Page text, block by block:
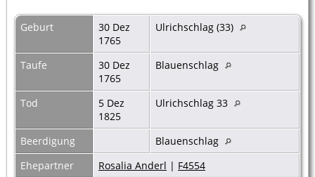
Geburt
30 Dez
1765
Ulrichschlag (33)
Taufe
30 Dez
1765
Blauenschlag
Tod
5 Dez
1825
Ulrichschlag 33
Beerdigung
Blauenschlag
Ehepartner
Rosalia Anderl | F4554